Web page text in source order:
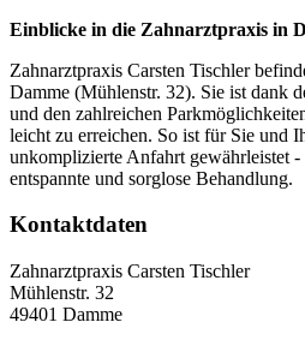
Einblicke in die Zahnarztpraxis in
Zahnarztpraxis Carsten Tischler
Damme (Mühlenstr. 32). Sie ist dank
und den zahlreichen
leicht zu erreichen. So ist für Sie und
unkomplizierte Anfahrt gewährleistet -
entspannte und sorglose Behandlung.
Kontaktdaten
Zahnarztpraxis Carsten Tischler
Mühlenstr. 32
49401 Damme